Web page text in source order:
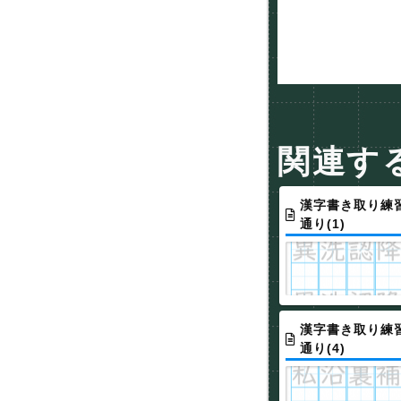
関連す
漢字書き取り練
通り(1)
漢字書き取り練
通り(4)